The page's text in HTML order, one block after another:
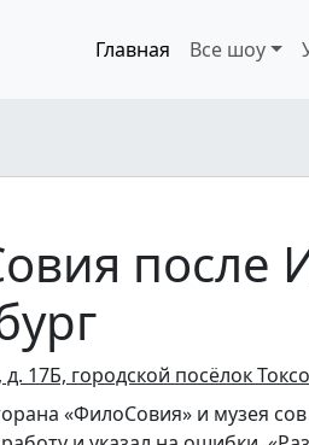
Главная Все шоу
после
17Б, городской посёлок
«ФилоСовия» и музея